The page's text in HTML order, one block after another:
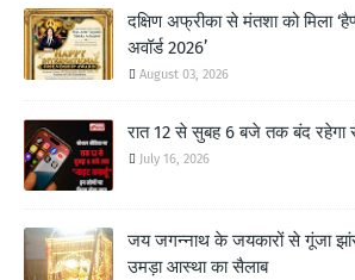
दक्षिण अफ्रीका से मंतशा को मिला
अवॉर्ड 2026’
August 03, 2026
रात 12 से सुबह 6 बजे तक बंद रहेगा
July 16, 2026
जय जगन्नाथ के जयकारों से गूंजा
उमड़ा आस्था का सैलाब